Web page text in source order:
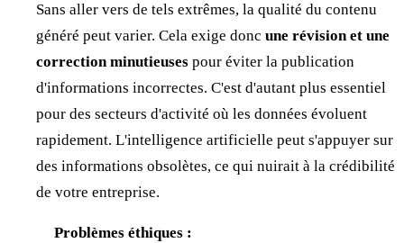
Sans aller vers de tels extrêmes, la qualité du contenu
généré peut varier. Cela exige donc une révision et une
correction minutieuses pour éviter la publication
d'informations incorrectes. C'est d'autant plus essentiel
pour des secteurs d'activité où les données évoluent
rapidement. L'intelligence artificielle peut s'appuyer sur
des informations obsolètes, ce qui nuirait à la crédibilité
de votre entreprise.
Problèmes éthiques :